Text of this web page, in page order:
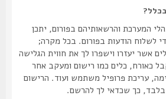
והרשאותיהם בפורום, יתכן
הודעות בפורום. בכל מקרה;
יעזרו וישפרו לך את חווית הגלישה
כלים כמו רישום ומעקב אחר
פרופיל משתמש ועוד. הרישום
כך שכדאי לך להרשם.